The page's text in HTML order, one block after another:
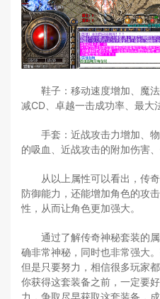
鞋子：移动速度增加、魔
减CD、卓越一击成功率、最大
手套：近战攻击力增加、
的吸血、近战攻击的附加伤害
从以上属性可以看出，传
防御能力，还能增加角色的攻
性，从而让角色更加强大。
通过了解传奇神秘套装的
确非常神秘，同时也非常强大
但是只要努力，相信很多玩家
你获得这套装备之前，一定要